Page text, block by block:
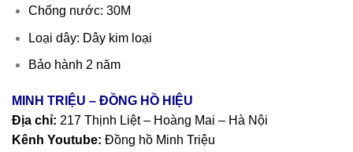
Chống nước: 30M
Loại dây: Dây kim loại
Bảo hành 2 năm
MINH TRIỆU – ĐỒNG HỒ HIỆU
Địa chỉ: 217 Thịnh Liệt – Hoàng Mai – Hà Nội
Kênh Youtube: Đồng hồ Minh Triệu